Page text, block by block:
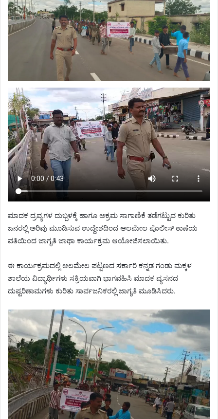
ಮಾದಕ ದ್ರವ್ಯಗಳ ದುಬ್ಬಳಕ್ಕೆ ಹಾಗೂ ಅಕ್ರಮ ಸಾಗಾಣಿಕೆ ತಡೆಗಟ್ಟುವ ಕುರಿತು
ಜನರಲ್ಲಿ ಅರಿವು ಮೂಡಿಸುವ ಉದ್ದೇಶದಿಂದ ಆಲಮೇಲ ಪೊಲೀಸ್ ಠಾಣೆಯ
ವತಿಯಿಂದ ಜಾಗೃತಿ ಜಾಥಾ ಕಾರ್ಯಕ್ರಮ ಆಯೋಜಿಸಲಾಯಿತು.
ಈ ಕಾರ್ಯಕ್ರಮದಲ್ಲಿ ಆಲಮೇಲ ಪಟ್ಟಣದ ಸರ್ಕಾರಿ ಕನ್ನಡ ಗಂಡು ಮಕ್ಕಳ
ಶಾಲೆಯ ವಿದ್ಯಾರ್ಥಿಗಳು ಸಕ್ರಿಯವಾಗಿ ಭಾಗವಹಿಸಿ ಮಾದಕ ವ್ಯಸನದ
ದುಷ್ಟರಿಣಾಮಗಳು ಕುರಿತು ಸಾರ್ವಜನಿಕರಲ್ಲಿ ಜಾಗೃತಿ ಮೂಡಿಸಿದರು.